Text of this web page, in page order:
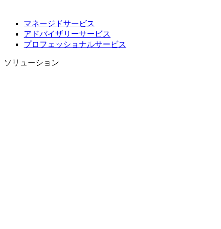
マネージドサービス
アドバイザリーサービス
プロフェッショナルサービス
ソリューション